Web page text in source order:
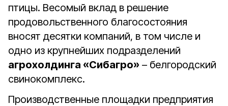
птицы. Весомый вклад в решение
продовольственного благосостояния
вносят десятки компаний, в том числе и
одно из крупнейших подразделений
агрохолдинга «Сибагро» – белгородский
свинокомплекс.
Производственные площадки предприятия